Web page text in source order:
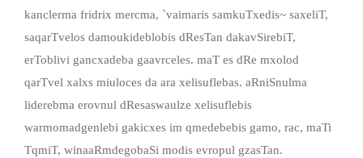
kanclerma fridrix mercma, `vaimaris samkuTxedis~ saxeliT,
saqarTvelos damoukideblobis dResTan dakavSirebiT,
erToblivi gancxadeba gaavrceles. maT es dRe mxolod
qarTvel xalxs miuloces da ara xelisuflebas. aRniSnulma
liderebma erovnul dResaswaulze xelisuflebis
warmomadgenlebi gakicxes im qmedebebis gamo, rac, maTi
TqmiT, winaaRmdegobaSi modis evropul gzasTan.